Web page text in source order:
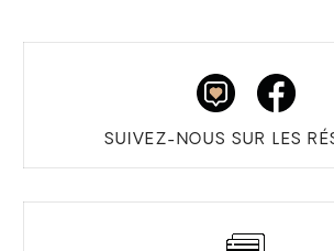
SUIVEZ-NOUS SUR LES